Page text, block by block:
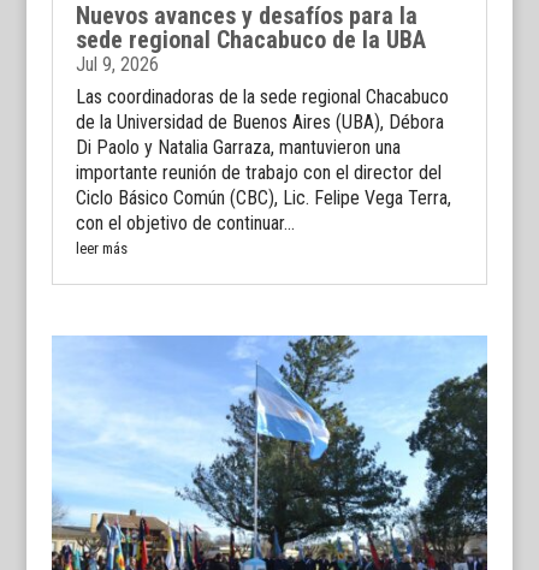
Nuevos avances y desafíos para la
sede regional Chacabuco de la UBA
Jul 9, 2026
Las coordinadoras de la sede regional Chacabuco
de la Universidad de Buenos Aires (UBA), Débora
Di Paolo y Natalia Garraza, mantuvieron una
importante reunión de trabajo con el director del
Ciclo Básico Común (CBC), Lic. Felipe Vega Terra,
con el objetivo de continuar...
leer más